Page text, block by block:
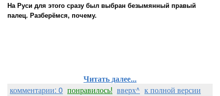
На Руси для этого сразу был выбран безымянный правый
палец. Разберёмся, почему.
Читать далее...
комментарии: 0 понравилось! вверх^ к полной версии